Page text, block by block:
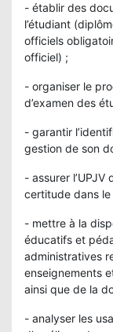
- établir des
l’étudiant
officiels
officiel) ;
- organiser le
d’examen des
- garantir
gestion de son
- assurer
certitude dans le
- mettre à la
éducatifs et
administratives
enseignements
ainsi que de la
- analyser les